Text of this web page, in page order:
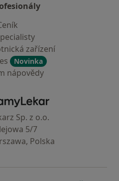
zařízení
Novinka
nápovědy
ZnamyLekar - Hlavní stránka
Sp. z o.o.
5/7
Polska